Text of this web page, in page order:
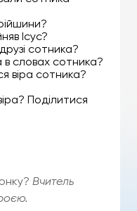
Ісус?
сотника?
в словах сотника?
віра сотника?
Поділитися
Вчитель